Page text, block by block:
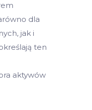
dla
jak i
ten
aktywów